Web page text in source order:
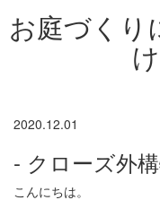
お庭づくり
2020.12.01
- クローズ外
こんにちは。